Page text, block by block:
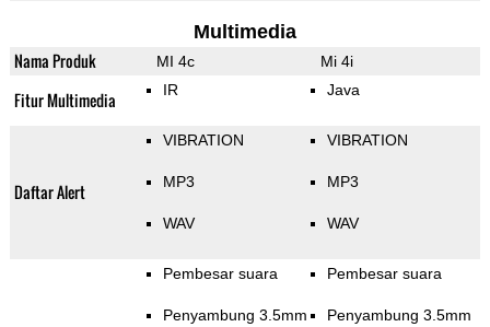
Multimedia
Nama Produk MI 4c Mi 4i
Fitur Multimedia IR Java
Daftar Alert
VIBRATION
MP3
WAV
VIBRATION
MP3
WAV
Pembesar suara
Penyambung 3.5mm
Pembesar suara
Penyambung 3.5mm